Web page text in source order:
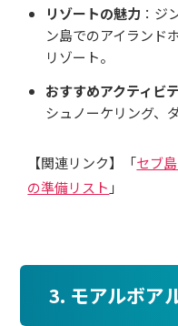
リゾートの魅力 ：ジ
ン島でのアイランド
リゾート。
おすすめアクティビ
シュノーケリング、
【関連リンク】「セブ
の準備リスト 」
3. モアルボア